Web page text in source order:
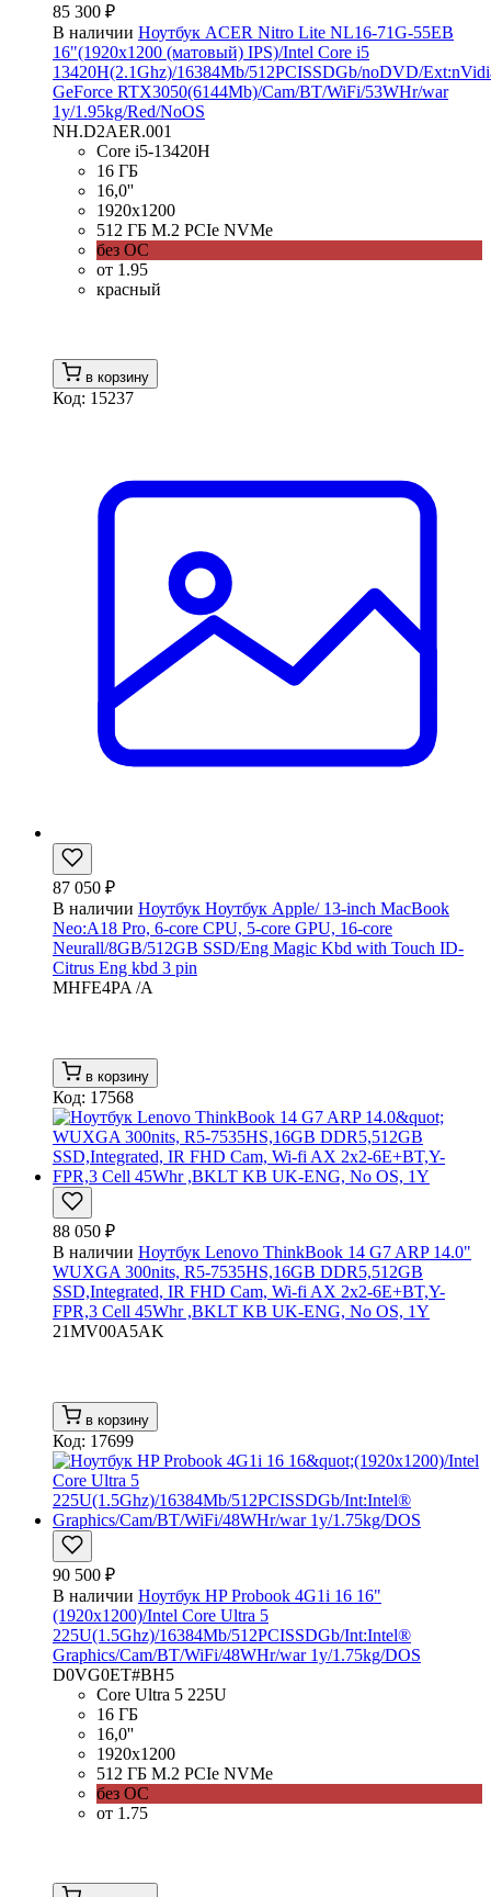
85 300 ₽
В наличии Ноутбук ACER Nitro Lite NL16-71G-55EB
16"(1920x1200 (матовый) IPS)/Intel Core i5
13420H(2.1Ghz)/16384Mb/512PCISSDGb/noDVD/
GeForce RTX3050(6144Mb)/Cam/BT/WiFi/53WHr/war
1y/1.95kg/Red/NoOS
NH.D2AER.001
Core i5-13420H
16 ГБ
16,0''
1920x1200
512 ГБ M.2 PCIe NVMe
без ОС
от 1.95
красный
в корзину
Код: 15237
87 050 ₽
В наличии Ноутбук Ноутбук Apple/ 13-inch MacBook
Neo:A18 Pro, 6-core CPU, 5-core GPU, 16-core
Neurall/8GB/512GB SSD/Eng Magic Kbd with Touch ID-
Citrus Eng kbd 3 pin
MHFE4PA /A
в корзину
Код: 17568
88 050 ₽
В наличии Ноутбук Lenovo ThinkBook 14 G7 ARP 14.0"
WUXGA 300nits, R5-7535HS,16GB DDR5,512GB
SSD,Integrated, IR FHD Cam, Wi-fi AX 2x2-6E+BT,Y-
FPR,3 Cell 45Whr ,BKLT KB UK-ENG, No OS, 1Y
21MV00A5AK
в корзину
Код: 17699
90 500 ₽
В наличии Ноутбук HP Probook 4G1i 16 16"
(1920x1200)/Intel Core Ultra 5
225U(1.5Ghz)/16384Mb/512PCISSDGb/Int:Intel®
Graphics/Cam/BT/WiFi/48WHr/war 1y/1.75kg/DOS
D0VG0ET#BH5
Core Ultra 5 225U
16 ГБ
16,0''
1920x1200
512 ГБ M.2 PCIe NVMe
без ОС
от 1.75